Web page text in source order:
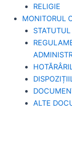
RELIGIE
MONITORUL
ALTE